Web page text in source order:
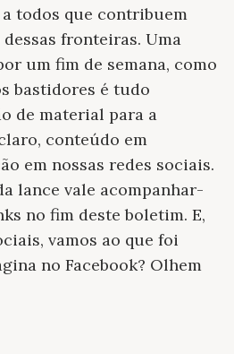
todos que contribuem
fronteiras. Uma
um fim de semana, como
bastidores é tudo
de material para a
conteúdo em
em nossas redes sociais.
lance vale acompanhar-
no fim deste boletim. E,
vamos ao que foi
no Facebook? Olhem